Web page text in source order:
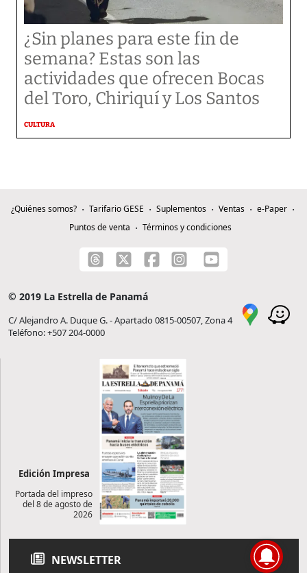
¿Sin planes para este fin de
semana? Estas son las
actividades que ofrecen Bocas
del Toro, Chiriquí y Los Santos
CULTURA
¿Quiénes somos? Tarifario GESE Suplementos Ventas
e-Paper
Puntos de venta
Términos y condiciones
© 2019 La Estrella de Panamá
C/ Alejandro A. Duque G. - Apartado 0815-00507, Zona 4
Teléfono: +507 204-0000
Edición Impresa
Portada del impreso
del 8 de agosto de
2026
NEWSLETTER